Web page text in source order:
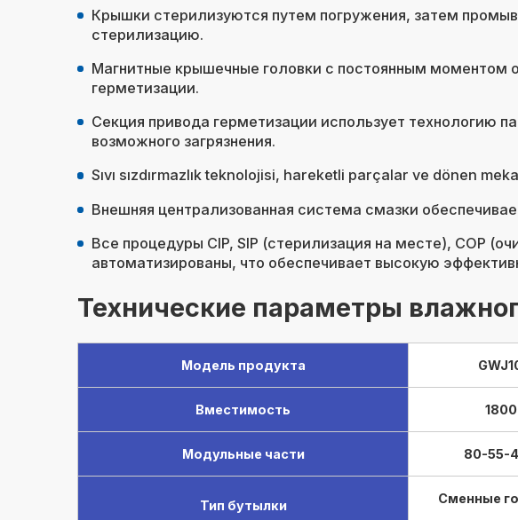
Крышки стерилизуются путем погружения, затем
стерилизацию.
Магнитные крышечные головки с постоянным моментом
герметизации.
Секция привода герметизации использует технологию
возможного загрязнения.
Sıvı sızdırmazlık teknolojisi, hareketli parçalar ve dönen
Внешняя централизованная система смазки
Все процедуры CIP, SIP (стерилизация на месте), COP
автоматизированы, что обеспечивает высокую
Технические параметры
Модель продукта
Вместимость
Модульные части 80-55-
Тип бутылки
Сменные